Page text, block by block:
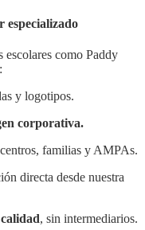
especializado
como Paddy
y logotipos.
corporativa.
familias y AMPAs.
directa desde nuestra
, sin intermediarios.